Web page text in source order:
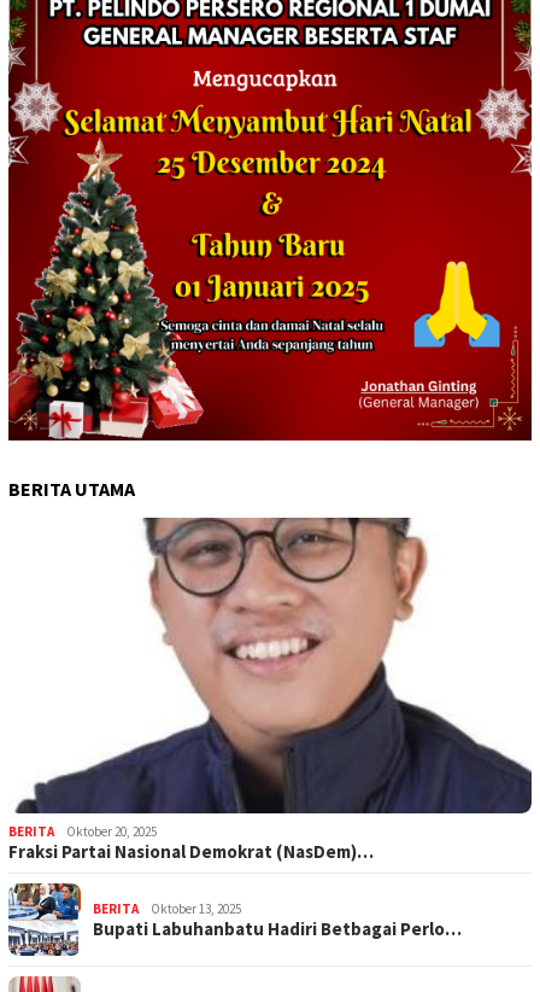
BERITA UTAMA
BERITA Oktober 20, 2025
Fraksi Partai Nasional Demokrat (NasDem)…
BERITA Oktober 13, 2025
Bupati Labuhanbatu Hadiri Betbagai Perlo…